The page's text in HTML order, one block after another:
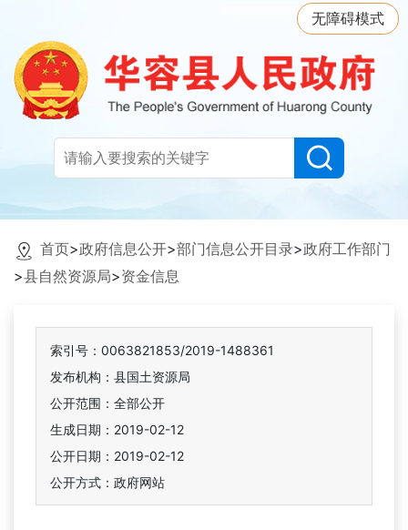
无障碍模式
首页>政府信息公开>部门信息公开目录>政府工作部门
>县自然资源局>资金信息
索引号：0063821853/2019-1488361
发布机构：县国土资源局
公开范围：全部公开
生成日期：2019-02-12
公开日期：2019-02-12
公开方式：政府网站